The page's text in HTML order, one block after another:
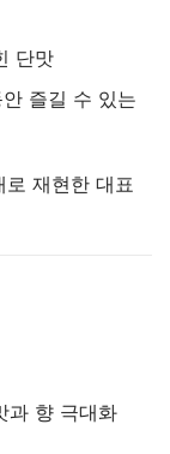
단맛
즐길 수 있는
재현한 대표
과 향 극대화